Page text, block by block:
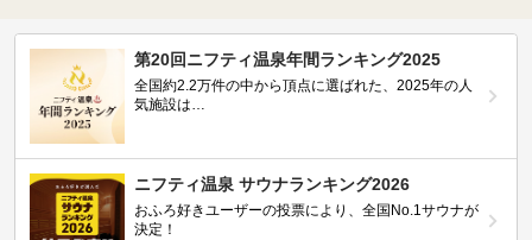
第20回ニフティ温泉年間ランキング2025
全国約2.2万件の中から頂点に選ばれた、2025年の人
気施設は…
ニフティ温泉 サウナランキング2026
おふろ好きユーザーの投票により、全国No.1サウナが
決定！